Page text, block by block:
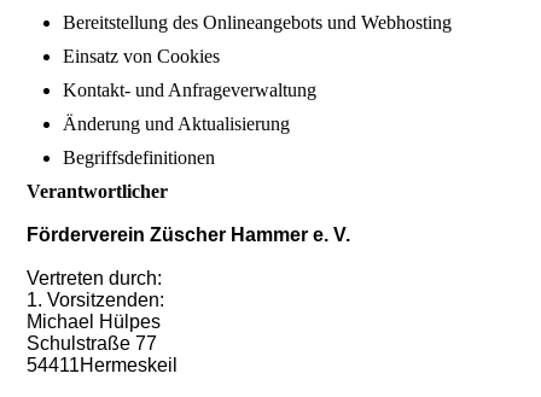
Bereitstellung des Onlineangebots und Webhosting
Einsatz von Cookies
Kontakt- und Anfrageverwaltung
Änderung und Aktualisierung
Begriffsdefinitionen
Verantwortlicher
Förderverein Züscher Hammer e. V.
Vertreten durch:
1. Vorsitzenden:
Michael Hülpes
Schulstraße 77
54411Hermeskeil